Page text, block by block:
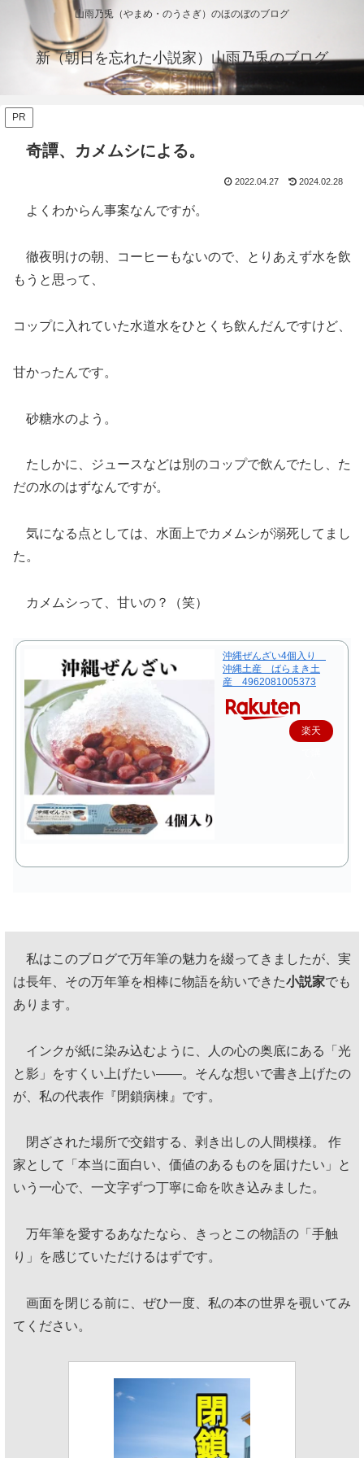
山雨乃兎（やまめ・のうさぎ）のほのぼのブログ
新（朝日を忘れた小説家）山雨乃兎のブログ
PR
奇譚、カメムシによる。
2022.04.27 2024.02.28
よくわからん事案なんですが。
徹夜明けの朝、コーヒーもないので、とりあえず水を飲
もうと思って、
コップに入れていた水道水をひとくち飲んだんですけど、
甘かったんです。
砂糖水のよう。
たしかに、ジュースなどは別のコップで飲んでたし、た
だの水のはずなんですが。
気になる点としては、水面上でカメムシが溺死してまし
た。
カメムシって、甘いの？（笑）
沖縄ぜんざい4個入り
沖縄土産 ばらまき土
産 4962081005373
楽天
私はこのブログで万年筆の魅力を綴ってきましたが、実
は長年、その万年筆を相棒に物語を紡いできた小説家でも
あります。
インクが紙に染み込むように、人の心の奥底にある「光
と影」をすくい上げたい——。そんな想いで書き上げたの
が、私の代表作『閉鎖病棟』です。
閉ざされた場所で交錯する、剥き出しの人間模様。 作
家として「本当に面白い、価値のあるものを届けたい」と
いう一心で、一文字ずつ丁寧に命を吹き込みました。
万年筆を愛するあなたなら、きっとこの物語の「手触
り」を感じていただけるはずです。
画面を閉じる前に、ぜひ一度、私の本の世界を覗いてみ
てください。